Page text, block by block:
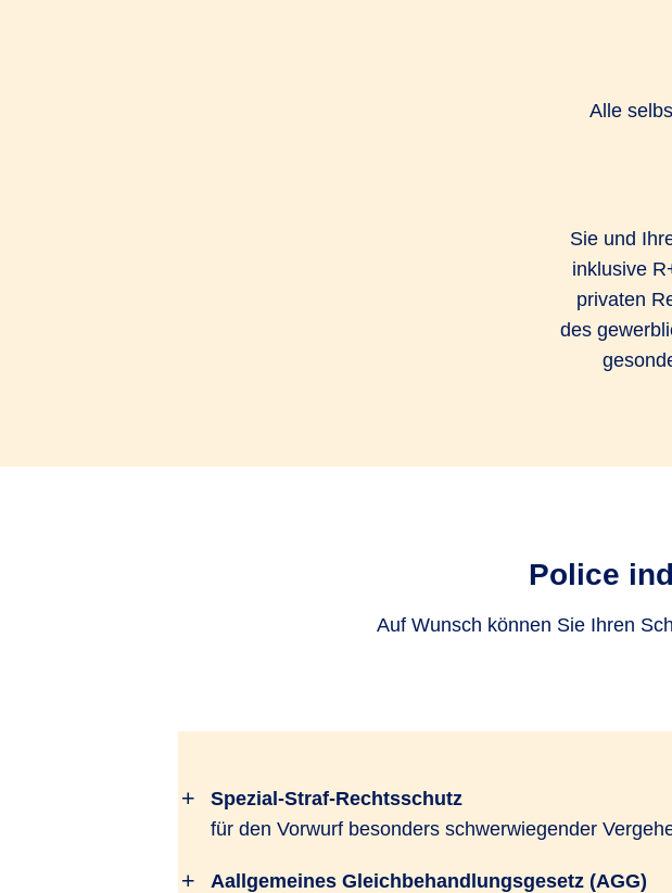
Alle
Sie und
inklusive
privaten
des
Police
Auf Wunsch können Sie Ihren
Spezial-Straf-Rechtsschutz
für den Vorwurf besonders schwerwiegender
Aallgemeines Gleichbehandlungsgesetz (AGG)